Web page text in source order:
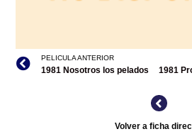
PELICULA ANTERIOR
1981 Nosotros los pelados
Volver a ficha